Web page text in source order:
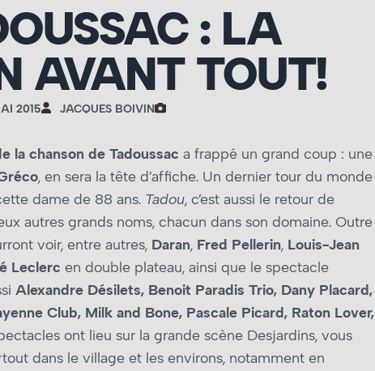
: LA
AVANT TOUT!
2015 JACQUES BOIVIN
la chanson de Tadoussac a frappé un grand coup : une
, en sera la tête d’affiche. Un dernier tour du monde
dame de 88 ans. Tadou, c’est aussi le retour de
autres grands noms, chacun dans son domaine. Outre
voir, entre autres, Daran, Fred Pellerin, Louis-Jean
Leclerc en double plateau, ainsi que le spectacle
Alexandre Désilets, Benoit Paradis Trio, Dany Placard,
Club, Milk and Bone, Pascale Picard, Raton Lover,
ont lieu sur la grande scène Desjardins, vous
dans le village et les environs, notamment en